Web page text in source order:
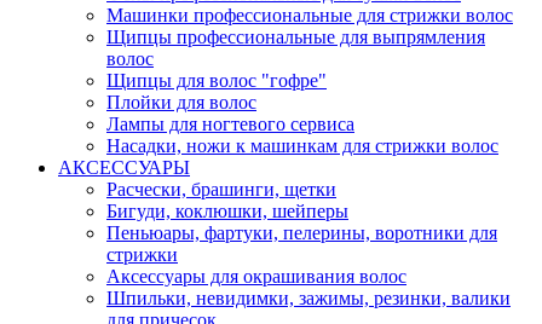
Машинки профессиональные для стрижки волос
Щипцы профессиональные для выпрямления
волос
Щипцы для волос "гофре"
Плойки для волос
Лампы для ногтевого сервиса
Насадки, ножи к машинкам для стрижки волос
АКСЕССУАРЫ
Расчески, брашинги, щетки
Бигуди, коклюшки, шейперы
Пеньюары, фартуки, пелерины, воротники для
стрижки
Аксессуары для окрашивания волос
Шпильки, невидимки, зажимы, резинки, валики